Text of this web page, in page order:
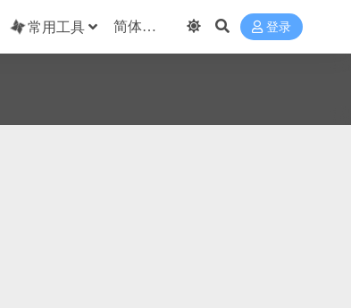
常用工具 登录